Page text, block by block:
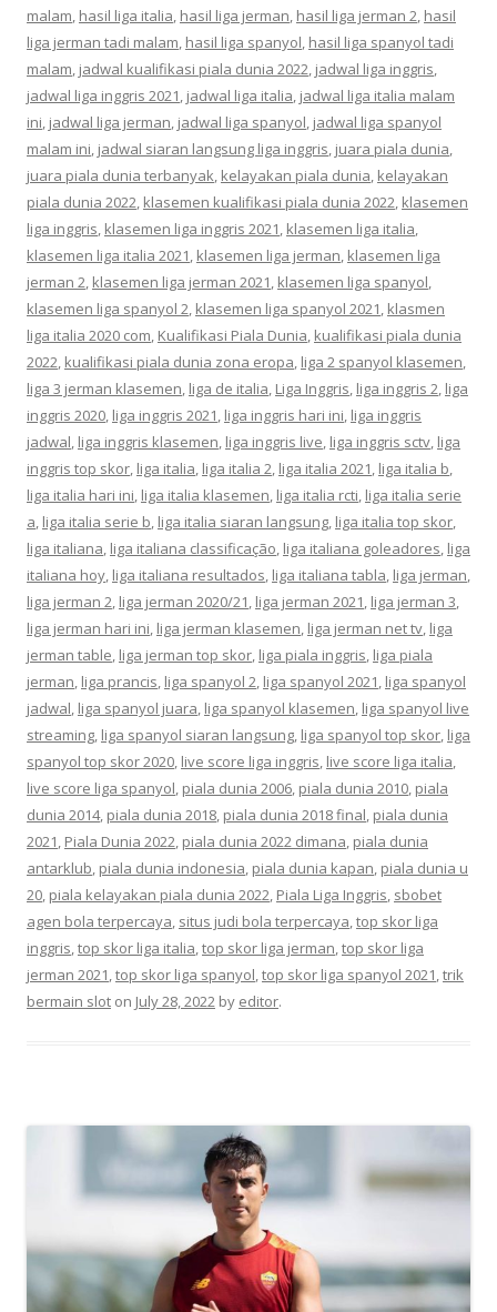
malam, hasil liga italia, hasil liga jerman, hasil liga jerman 2, hasil
liga jerman tadi malam, hasil liga spanyol, hasil liga spanyol tadi
malam, jadwal kualifikasi piala dunia 2022, jadwal liga inggris,
jadwal liga inggris 2021, jadwal liga italia, jadwal liga italia malam
ini, jadwal liga jerman, jadwal liga spanyol, jadwal liga spanyol
malam ini, jadwal siaran langsung liga inggris, juara piala dunia,
juara piala dunia terbanyak, kelayakan piala dunia, kelayakan
piala dunia 2022, klasemen kualifikasi piala dunia 2022, klasemen
liga inggris, klasemen liga inggris 2021, klasemen liga italia,
klasemen liga italia 2021, klasemen liga jerman, klasemen liga
jerman 2, klasemen liga jerman 2021, klasemen liga spanyol,
klasemen liga spanyol 2, klasemen liga spanyol 2021, klasmen
liga italia 2020 com, Kualifikasi Piala Dunia, kualifikasi piala dunia
2022, kualifikasi piala dunia zona eropa, liga 2 spanyol klasemen,
liga 3 jerman klasemen, liga de italia, Liga Inggris, liga inggris 2, liga
inggris 2020, liga inggris 2021, liga inggris hari ini, liga inggris
jadwal, liga inggris klasemen, liga inggris live, liga inggris sctv, liga
inggris top skor, liga italia, liga italia 2, liga italia 2021, liga italia b,
liga italia hari ini, liga italia klasemen, liga italia rcti, liga italia serie
a, liga italia serie b, liga italia siaran langsung, liga italia top skor,
liga italiana, liga italiana classificação, liga italiana goleadores, liga
italiana hoy, liga italiana resultados, liga italiana tabla, liga jerman,
liga jerman 2, liga jerman 2020/21, liga jerman 2021, liga jerman 3,
liga jerman hari ini, liga jerman klasemen, liga jerman net tv, liga
jerman table, liga jerman top skor, liga piala inggris, liga piala
jerman, liga prancis, liga spanyol 2, liga spanyol 2021, liga spanyol
jadwal, liga spanyol juara, liga spanyol klasemen, liga spanyol live
streaming, liga spanyol siaran langsung, liga spanyol top skor, liga
spanyol top skor 2020, live score liga inggris, live score liga italia,
live score liga spanyol, piala dunia 2006, piala dunia 2010, piala
dunia 2014, piala dunia 2018, piala dunia 2018 final, piala dunia
2021, Piala Dunia 2022, piala dunia 2022 dimana, piala dunia
antarklub, piala dunia indonesia, piala dunia kapan, piala dunia u
20, piala kelayakan piala dunia 2022, Piala Liga Inggris, sbobet
agen bola terpercaya, situs judi bola terpercaya,top skor liga
inggris,top skor liga italia,top skor liga jerman,top skor liga
jerman 2021,top skor liga spanyol,top skor liga spanyol 2021,trik
bermain slot on July 28, 2022 by editor.